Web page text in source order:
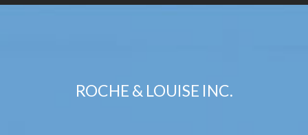
ROCHE & LOUISE INC.